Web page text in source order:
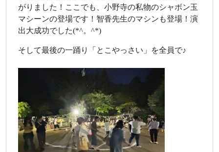
がりました！ここでも、小野寺の私物のシャボン玉
マシーンの登場です！智香先生のマシンも登場！演
出大成功でした(*^。^*)
そして最後の一踊り「とこやっさい」を全員で♪